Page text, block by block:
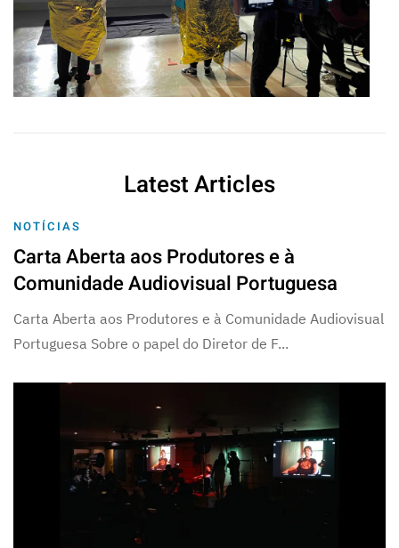
Latest Articles
NOTÍCIAS
Carta Aberta aos Produtores e à
Comunidade Audiovisual Portuguesa
Carta Aberta aos Produtores e à Comunidade Audiovisual
Portuguesa Sobre o papel do Diretor de F...